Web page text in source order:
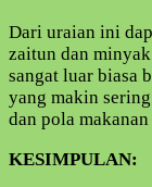
Dari uraian ini
zaitun dan
sangat luar biasa
yang makin
dan pola
KESIMPULAN: